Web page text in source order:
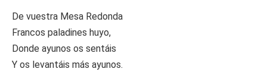
De vuestra Mesa Redonda
Francos paladines huyo,
Donde ayunos os sentáis
Y os levantáis más ayunos.